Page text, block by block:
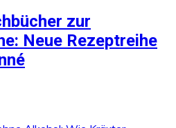
zur
Neue Rezeptreihe